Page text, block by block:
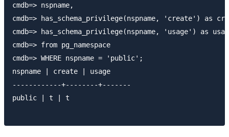
cmdb=> nspname,
cmdb=> has_schema_privilege(nspname, 'create') as
cmdb=> has_schema_privilege(nspname, 'usage') as
cmdb=> from pg_namespace
cmdb=> WHERE nspname = 'public';
nspname | create | usage
------------+--------+-------
public | t | t